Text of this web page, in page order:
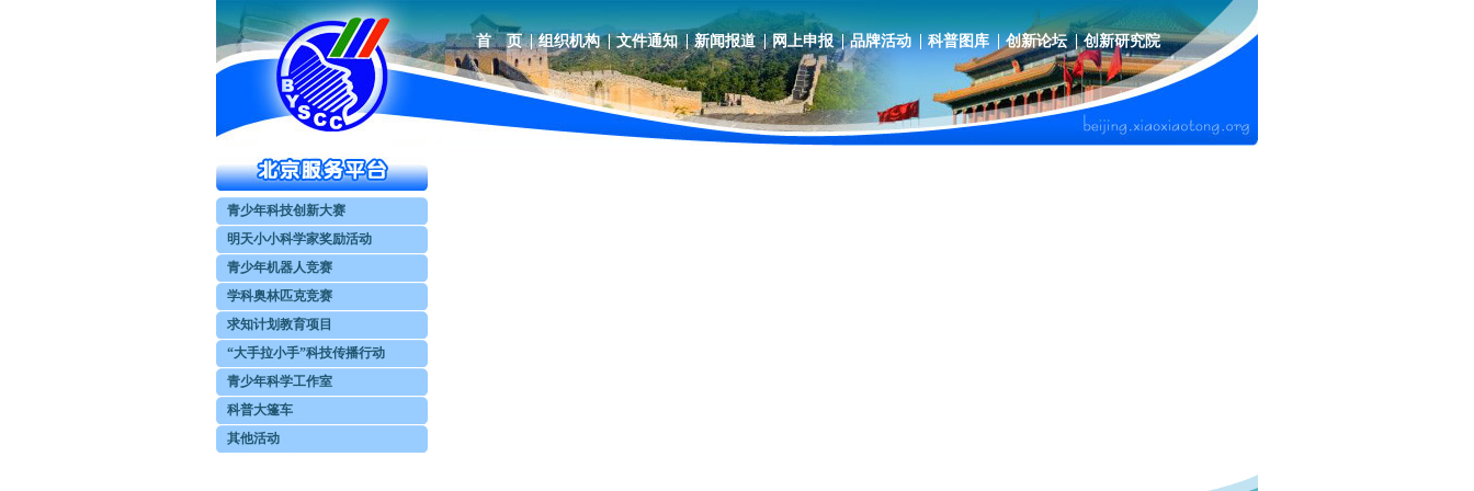
首 页 组织机构 文件通知 新闻报道 网上申报 品牌活动 科普图库 创新论坛 创新研究院
青少年科技创新大赛
明天小小科学家奖励活动
青少年机器人竞赛
学科奥林匹克竞赛
求知计划教育项目
“大手拉小手”科技传播行动
青少年科学工作室
科普大篷车
其他活动